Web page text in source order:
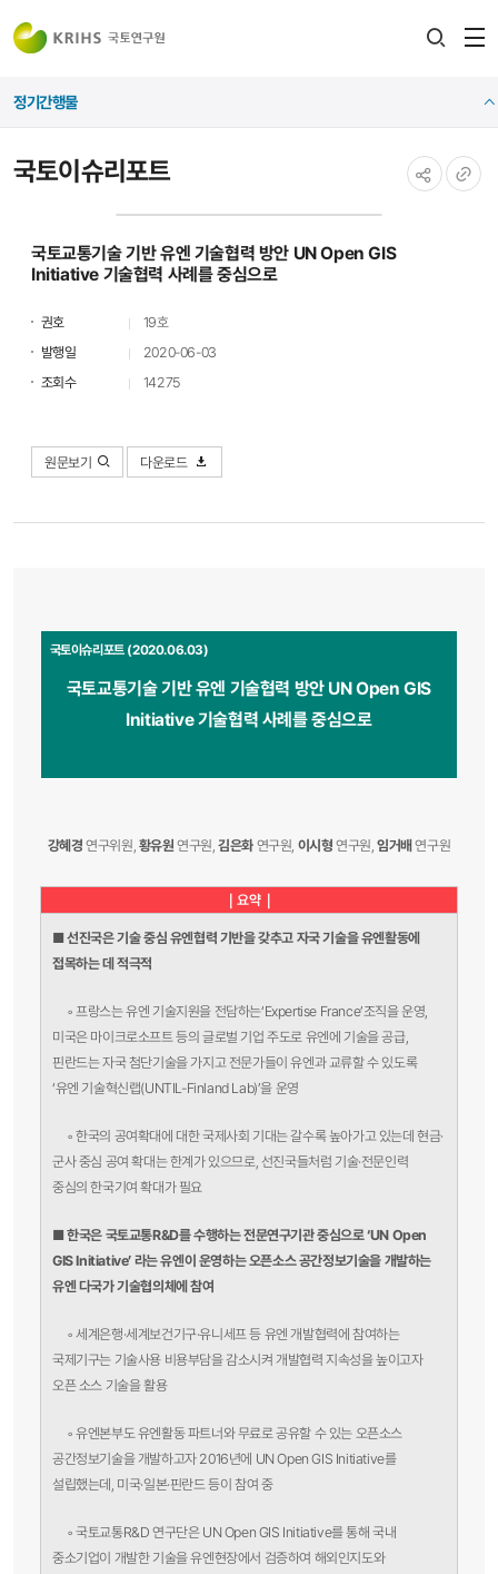
국토이슈리포트
정기간행물
국토교통기술 기반 유엔 기술협력 방안 UN Open GIS
Initiative 기술협력 사례를 중심으로
권호
19호
발행일
2020-06-03
조회수
14275
원문보기 다운로드
국토이슈리포트 (2020.06.03)
국토교통기술 기반 유엔 기술협력 방안 UN Open GIS
Initiative 기술협력 사례를 중심으로
강혜경연구위원, 황유원연구원,김은화 연구원, 이시형 연구원, 임거배연구원
｜요약｜
■선진국은 기술 중심 유엔협력 기반을 갖추고 자국 기술을 유엔활동에
접목하는 데 적극적
◦ 프랑스는 유엔 기술지원을 전담하는‘Expertise France’조직을 운영,
미국은 마이크로소프트 등의 글로벌 기업 주도로 유엔에 기술을 공급,
핀란드는 자국 첨단기술을 가지고 전문가들이 유엔과 교류할 수 있도록
‘유엔 기술혁신랩(UNTIL-Finland Lab)’을 운영
◦ 한국의 공여확대에 대한 국제사회 기대는 갈수록 높아가고 있는데 현금·
군사 중심 공여 확대는 한계가 있으므로, 선진국들처럼 기술·전문인력
중심의 한국기여 확대가 필요
■ 한국은 국토교통R&D를 수행하는 전문연구기관 중심으로 ‘UN Open
GIS Initiative’ 라는유엔이 운영하는 오픈소스 공간정보기술을 개발하는
유엔 다국가 기술협의체에 참여
◦ 세계은행·세계보건기구·유니세프 등 유엔 개발협력에 참여하는
국제기구는 기술사용 비용부담을 감소시켜 개발협력 지속성을 높이고자
오픈 소스 기술을 활용
◦ 유엔본부도 유엔활동 파트너와 무료로 공유할 수 있는 오픈소스
공간정보기술을 개발하고자 2016년에 UN Open GIS Initiative를
설립했는데, 미국·일본·핀란드 등이 참여 중
◦ 국토교통R&D 연구단은 UN Open GIS Initiative를 통해 국내
중소기업이 개발한 기술을 유엔현장에서 검증하여 해외인지도와